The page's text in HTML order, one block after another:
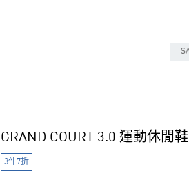
GRAND COURT 3.0 運動休閒鞋
3件7折